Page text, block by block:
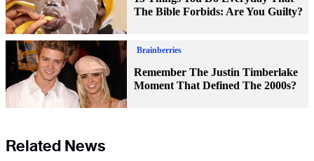
Related News